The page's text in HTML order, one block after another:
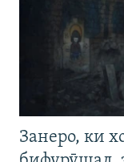
Занеро, ки